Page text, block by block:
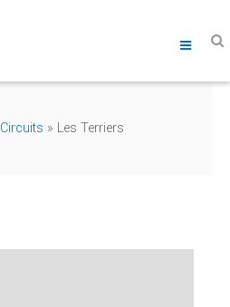
Circuits » Les Terriers